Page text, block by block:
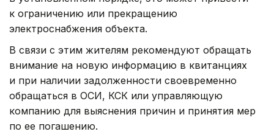
к ограничению или прекращению
электроснабжения объекта.
В связи с этим жителям рекомендуют обращать
внимание на новую информацию в квитанциях
и при наличии задолженности своевременно
обращаться в ОСИ, КСК или управляющую
компанию для выяснения причин и принятия мер
по ее погашению.